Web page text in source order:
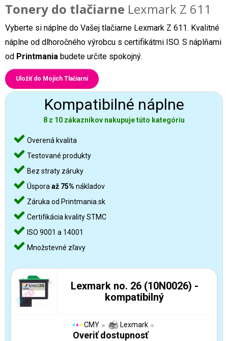
Tonery do tlačiarne Lexmark Z 611
Vyberte si náplne do Vašej tlačiarne Lexmark Z 611. Kvalitné
náplne od dlhoročného výrobcu s certifikátmi ISO. S náplňami
od Printmania budete určite spokojný.
Uložiť do Mojich Tlačiarní
Kompatibilné náplne
8 z 10 zákazníkov nakupuje túto kategóriu
Overená kvalita
Testované produkty
Bez straty záruky
Úspora až 75% nákladov
Záruka od Printmania.sk
Certifikácia kvality STMC
ISO 9001 a 14001
Množstevné zľavy
Lexmark no. 26 (10N0026) -
kompatibilný
CMY Lexmark
Overiť dostupnosť